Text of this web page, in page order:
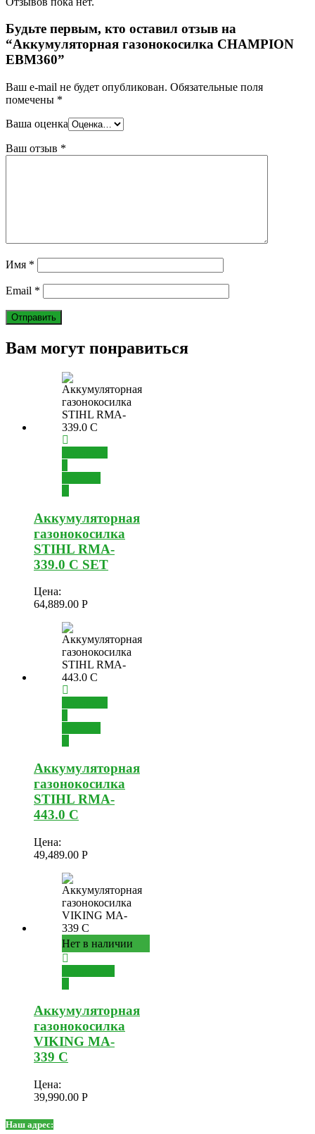
Будьте первым, кто оставил отзыв на
“Аккумуляторная газонокосилка CHAMPION
EBM360”
Ваш e-mail не будет опубликован. Обязательные поля
помечены *
Ваша оценка
Ваш отзыв *
Имя *
Email *
Вам могут понравиться
Аккумуляторная
газонокосилка
STIHL RMA-
339.0 C SET
Цена:
64,889.00 Р
Аккумуляторная
газонокосилка
STIHL RMA-
443.0 C
Цена:
49,489.00 Р
Нет в наличии
Аккумуляторная
газонокосилка
VIKING MA-
339 C
Цена:
39,990.00 Р
Наш адрес: